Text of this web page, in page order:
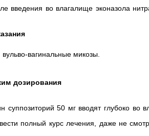
введения во влагалище эконазола
вульво-вагинальные микозы.
дозирования
суппозиторий 50 мг вводят глубоко
полный курс лечения, даже не